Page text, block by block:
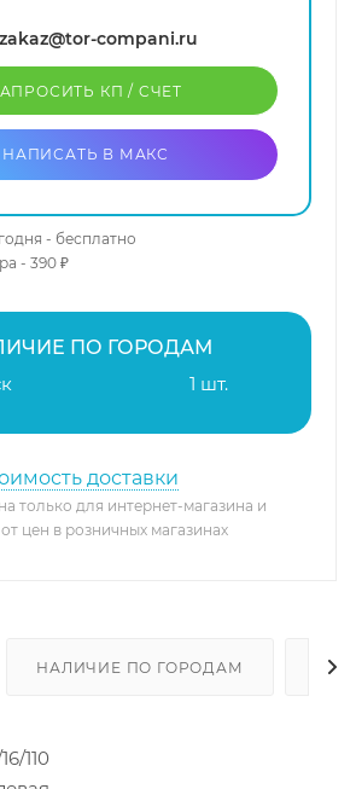
compani.ru
КП / CЧЕТ
НАПИСАТЬ В МАКС
- бесплатно
- 390 ₽
ПО ГОРОДАМ
1 шт.
доставки
только для интернет-магазина и
цен в розничных магазинах
НАЛИЧИЕ ПО ГОРОДАМ
110